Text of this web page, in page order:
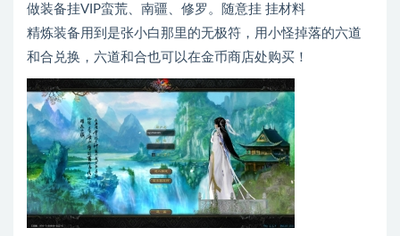
做装备挂VIP蛮荒、南疆、修罗。随意挂 挂材料
精炼装备用到是张小白那里的无极符，用小怪掉落的六道
和合兑换，六道和合也可以在金币商店处购买！